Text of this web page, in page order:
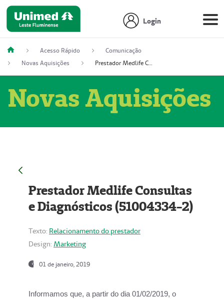
Login
Acesso Rápido
Comunicação
Novas Aquisições
Prestador Medlife Consultas e Diagnósticos (51004334-2)
Novas Aquisições
Prestador Medlife Consultas
e Diagnósticos (51004334-2)
Texto: Relacionamento do prestador
Design: Marketing
01 de janeiro, 2019
Informamos que, a partir do dia 01/02/2019, o